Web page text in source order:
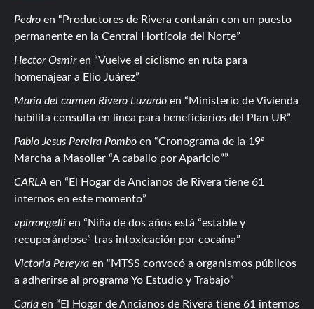
Pedro en
Productores de Rivera contarán con un puesto
permanente en la Central Hortícola del Norte
Hector Osmiren
Vuelve el ciclismo en ruta para
homenajear a Elio Juárez
Maria del carmen Rivero Luzardo en
Ministerio de Vivienda
habilita consulta en línea para beneficiarios del Plan UR
Pablo Jesus Pereira Pombo en
Cronograma de la 19ª
Marcha a Masoller “A caballo por Aparicio”
CARLA en
El Hogar de Ancianos de Rivera tiene 61
internos en este momento
vpirrongelli en
Niña de dos años está “estable y
recuperándose” tras intoxicación por cocaína
Victoria Pereyra en
MTSS convocó a organismos públicos
a adherirse al programa Yo Estudio y Trabajo
Carla en El Hogar de Ancianos de Rivera tiene 61 internos